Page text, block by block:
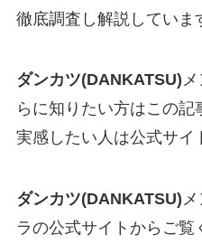
徹底調査し解説していま
ダンカツ(DANKATSU)
らに知りたい方はこの
実感したい人は公式サイ
ダンカツ(DANKATSU)
ラの公式サイトからご覧